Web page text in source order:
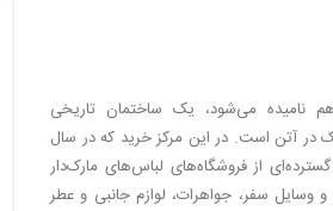
نامیده می‌شود، یک ساختمان تاریخی
در آتن است. در این مرکز خرید که در سال
گسترده‌ای از فروشگاه‌های لباس‌های مارک‌دار
وسایل سفر، جواهرات، لوازم جانبی و عطر